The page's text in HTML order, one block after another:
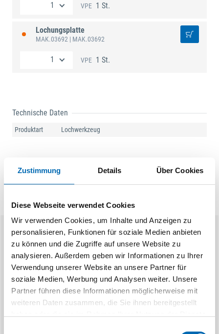
Zustimmung Details Über Cookies
Diese Webseite verwendet Cookies
Wir verwenden Cookies, um Inhalte und Anzeigen zu
personalisieren, Funktionen für soziale Medien anbieten
zu können und die Zugriffe auf unsere Website zu
analysieren. Außerdem geben wir Informationen zu Ihrer
Verwendung unserer Website an unsere Partner für
soziale Medien, Werbung und Analysen weiter. Unsere
Partner führen diese Informationen möglicherweise mit
weiteren Daten zusammen, die Sie ihnen bereitgestellt
VPE 1 St.
Lochungsplatte
MAK.03692 | MAK.03692
VPE 1 St.
Technische Daten
Produktart Lochwerkzeug
Ähnliche Produkte